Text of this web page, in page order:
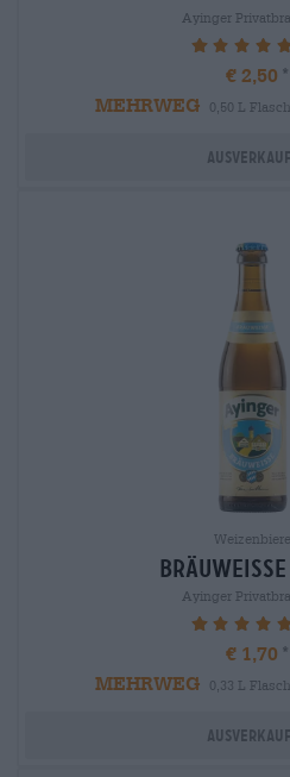
Ayinger
100%
€ 2,50
MEHRWEG
0,50 L
Weizenbiere
Ayinger
100%
€ 1,70
MEHRWEG
0,33 L